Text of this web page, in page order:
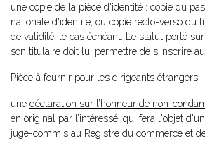
une copie de la pièce d'identité : copie du
nationale d'identité, ou copie recto-verso du
de validité, le cas échéant. Le statut porté
son titulaire doit lui permettre de s'inscrire au
Pièce à fournir pour les dirigeants étrangers
une déclaration sur l’honneur de non-
en original par l’intéressé, qui fera l'objet
juge-commis au Registre du commerce et